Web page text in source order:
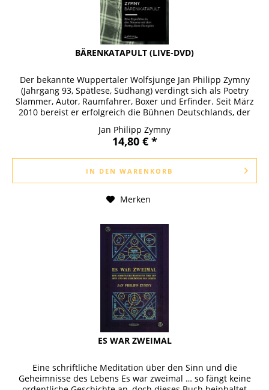
BÄRENKATAPULT (LIVE-DVD)
Der bekannte Wuppertaler Wolfsjunge Jan Philipp Zymny
(Jahrgang 93, Spätlese, Südhang) verdingt sich als Poetry
Slammer, Autor, Raumfahrer, Boxer und Erfinder. Seit März
2010 bereist er erfolgreich die Bühnen Deutschlands, der
Jan Philipp Zymny
14,80 € *
IN DEN WARENKORB
Merken
ES WAR ZWEIMAL
Eine schriftliche Meditation über den Sinn und die
Geheimnisse des Lebens Es war zweimal … so fängt keine